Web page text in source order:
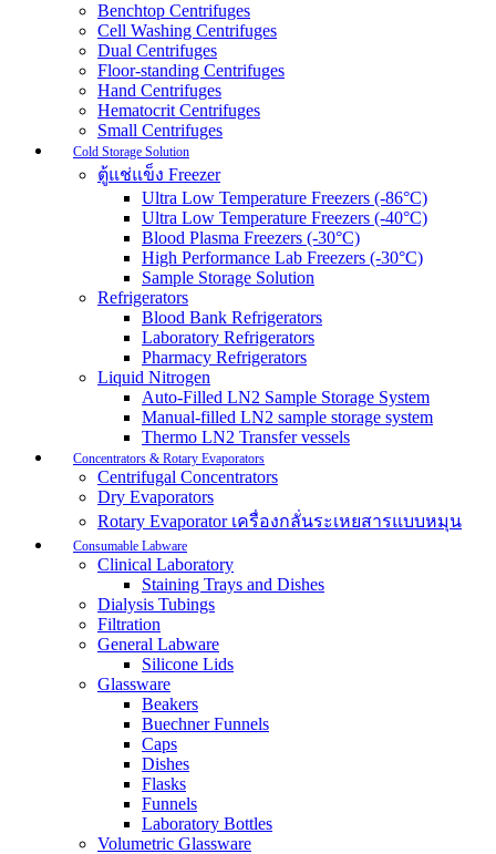
Benchtop Centrifuges
Cell Washing Centrifuges
Dual Centrifuges
Floor-standing Centrifuges
Hand Centrifuges
Hematocrit Centrifuges
Small Centrifuges
Cold Storage Solution
ตู้แช่แข็ง Freezer
Ultra Low Temperature Freezers (-86°C)
Ultra Low Temperature Freezers (-40°C)
Blood Plasma Freezers (-30°C)
High Performance Lab Freezers (-30°C)
Sample Storage Solution
Refrigerators
Blood Bank Refrigerators
Laboratory Refrigerators
Pharmacy Refrigerators
Liquid Nitrogen
Auto-Filled LN2 Sample Storage System
Manual-filled LN2 sample storage system
Thermo LN2 Transfer vessels
Concentrators & Rotary Evaporators
Centrifugal Concentrators
Dry Evaporators
Rotary Evaporator เครื่องกลั่นระเหยสารแบบหมุน
Consumable Labware
Clinical Laboratory
Staining Trays and Dishes
Dialysis Tubings
Filtration
General Labware
Silicone Lids
Glassware
Beakers
Buechner Funnels
Caps
Dishes
Flasks
Funnels
Laboratory Bottles
Volumetric Glassware